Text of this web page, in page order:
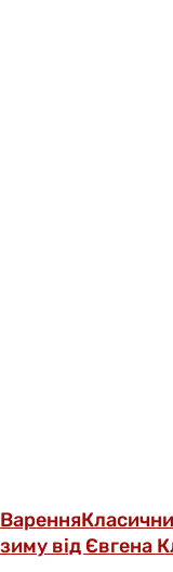
Варення
зиму від Євгена